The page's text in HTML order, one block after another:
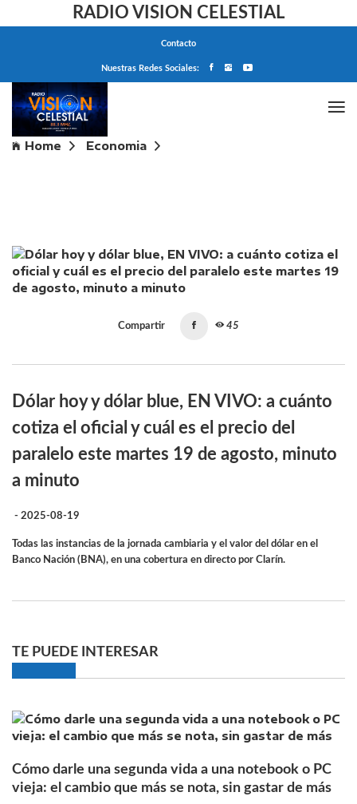
RADIO VISION CELESTIAL
Contacto
Nuestras Redes Sociales:
Home
Economia
Compartir 45
Dólar hoy y dólar blue, EN VIVO: a cuánto
cotiza el oficial y cuál es el precio del
paralelo este martes 19 de agosto, minuto
a minuto
- 2025-08-19
Todas las instancias de la jornada cambiaria y el valor del dólar en el
Banco Nación (BNA), en una cobertura en directo por Clarín.
TE PUEDE INTERESAR
Cómo darle una segunda vida a una notebook o PC
vieja: el cambio que más se nota, sin gastar de más